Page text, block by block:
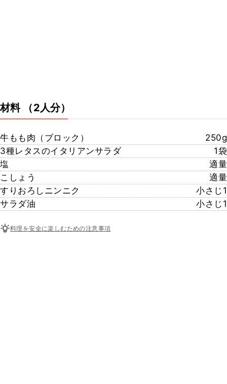
材料 （2人分）
牛もも肉（ブロック）
250g
3種レタスのイタリアンサラダ
1袋
塩
適量
こしょう
適量
すりおろしニンニク
小さじ1
サラダ油
小さじ1
料理を安全に楽しむための注意事項